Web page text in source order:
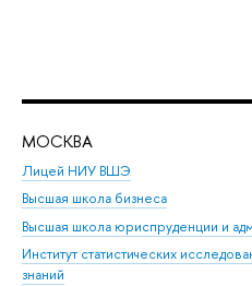
МОСКВА
Лицей НИУ ВШЭ
Высшая школа бизнеса
Высшая школа юриспруденции и
Институт статистических
знаний